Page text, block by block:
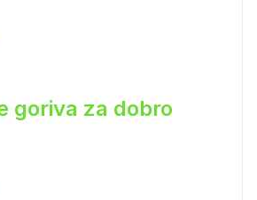
goriva za dobro